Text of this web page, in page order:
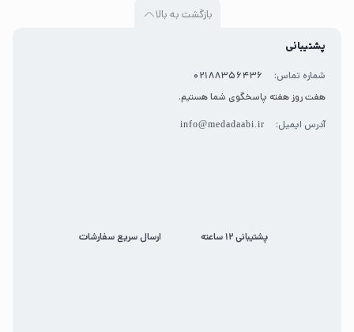
بازگشت به بالا
پشتیبانی
شماره تماس:
02188356436
هفت روز هفته پاسخگوی شما هستیم.
آدرس ایمیل: info@medadaabi.ir
پشتیبانی 12 ساعته ارسال سریع سفارشات